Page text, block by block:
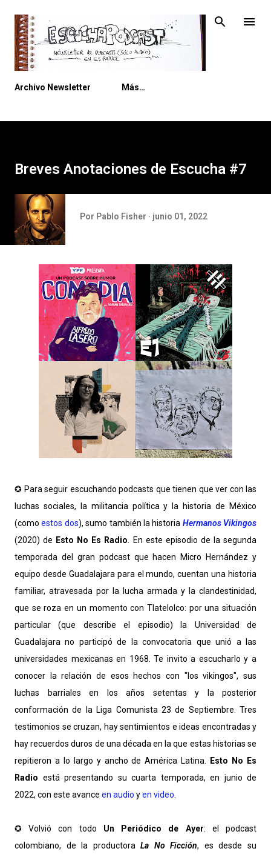
Archivo Newsletter Más…
Breves Anotaciones de Escucha #7
Por Pablo Fisher junio 01, 2022
✪ Para seguir escuchando podcasts que tienen que ver con las
luchas sociales, la militancia política y la historia de México
(comoestos dos), sumo también la historia Hermanos Vikingos
(2020) de Esto No Es Radio. En este episodio de la segunda
temporada del gran podcast que hacen Micro Hernández y
equipo desde Guadalajara para el mundo, cuentan una historia
familiar, atravesada por la lucha armada y la clandestinidad,
que se roza en un momento con Tlatelolco: por una situación
particular (que describe el episodio) la Universidad de
Guadalajara no participó de la convocatoria que unió a las
universidades mexicanas en 1968. Te invito a escucharlo y a
conocer la relación de esos hechos con "los vikingos", sus
luchas barriales en los años setentas y la posterior
conformación de la Liga Comunista 23 de Septiembre. Tres
testimonios se cruzan, hay sentimientos e ideas encontradas y
hay recuerdos duros de una década en la que estas historias se
repitieron a lo largo y ancho de América Latina.
Esto No Es
Radio está presentando su cuarta temporada, en junio de
2022, con este avance en audio yen video.
✪ Volvió con todo Un Periódico de Ayer: el podcast
colombiano, de la productoraLa No Ficción, es desde su